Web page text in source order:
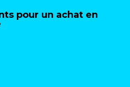
pour un achat en